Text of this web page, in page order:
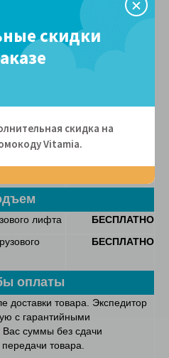
по
+1800 руб. к
стоимости
доставки
лифта
БЕСПЛАТНО
БЕСПЛАТНО
оплаты
доставки товара. Экспедитор
с гарантийными
Вас суммы без сдачи
товара.
скидки
скидка на
Vitamiа.